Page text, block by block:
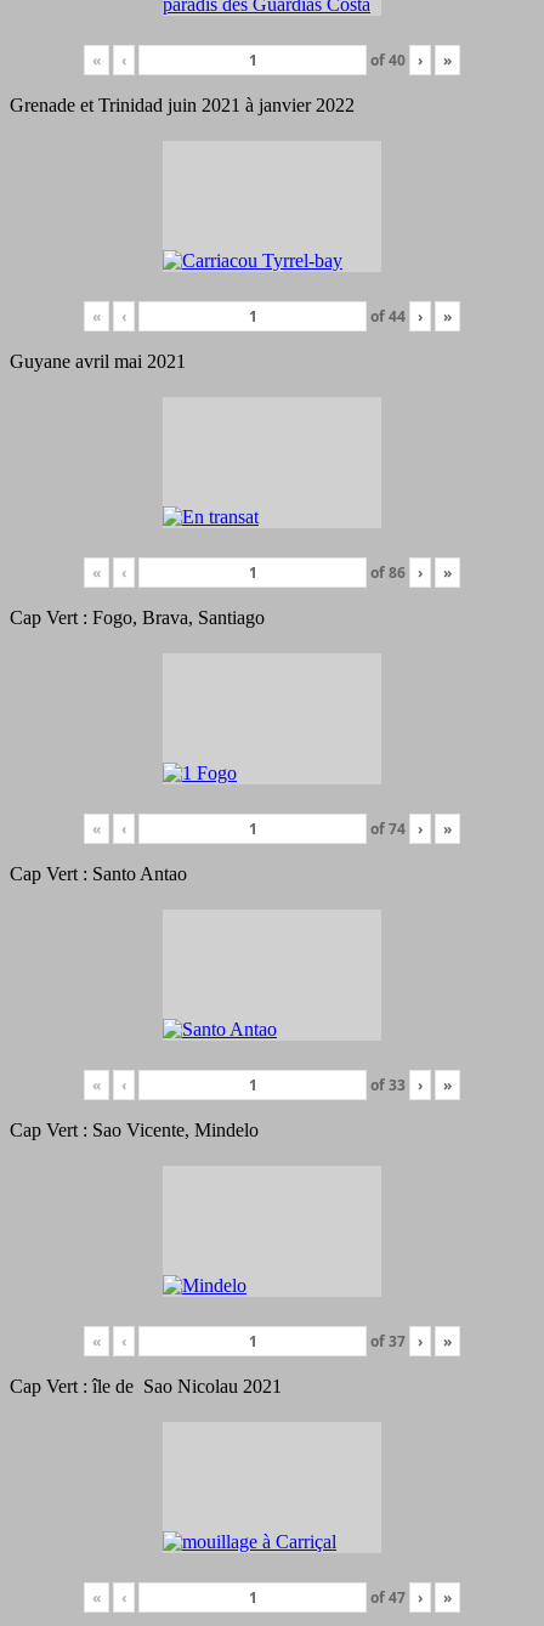
« ‹ of40 › »
Grenade et Trinidad juin 2021 à janvier 2022
« ‹ of44 › »
Guyane avril mai 2021
« ‹ of86 › »
Cap Vert : Fogo, Brava, Santiago
« ‹ of74 › »
Cap Vert : Santo Antao
« ‹ of33 › »
Cap Vert : Sao Vicente, Mindelo
« ‹ of37 › »
Cap Vert : île de Sao Nicolau 2021
« ‹ of47 › »